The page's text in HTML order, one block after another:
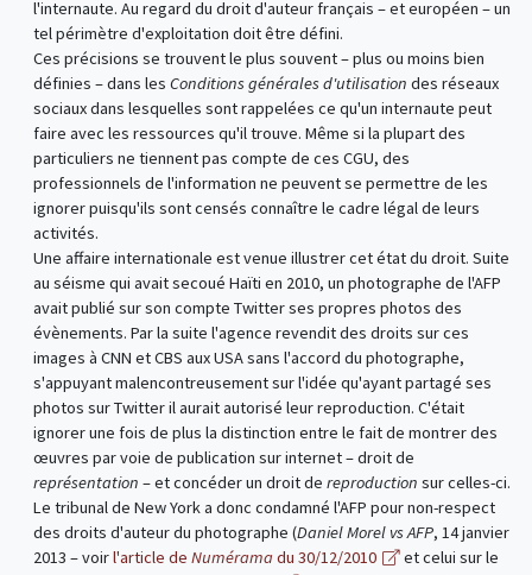
l'internaute. Au regard du droit d'auteur français – et européen – un
tel périmètre d'exploitation doit être défini.
Ces précisions se trouvent le plus souvent – plus ou moins bien
définies – dans les Conditions générales d'utilisation des réseaux
sociaux dans lesquelles sont rappelées ce qu'un internaute peut
faire avec les ressources qu'il trouve. Même si la plupart des
particuliers ne tiennent pas compte de ces CGU, des
professionnels de l'information ne peuvent se permettre de les
ignorer puisqu'ils sont censés connaître le cadre légal de leurs
activités.
Une affaire internationale est venue illustrer cet état du droit. Suite
au séisme qui avait secoué Haïti en 2010, un photographe de l'AFP
avait publié sur son compte Twitter ses propres photos des
évènements. Par la suite l'agence revendit des droits sur ces
images à CNN et CBS aux USA sans l'accord du photographe,
s'appuyant malencontreusement sur l'idée qu'ayant partagé ses
photos sur Twitter il aurait autorisé leur reproduction. C'était
ignorer une fois de plus la distinction entre le fait de montrer des
œuvres par voie de publication sur internet – droit de
représentation – et concéder un droit de reproduction sur celles-ci.
Le tribunal de New York a donc condamné l'AFP pour non-respect
des droits d'auteur du photographe (Daniel Morel vs AFP, 14 janvier
2013 – voirl'article de Numéramadu 30/12/2010
et celui sur le